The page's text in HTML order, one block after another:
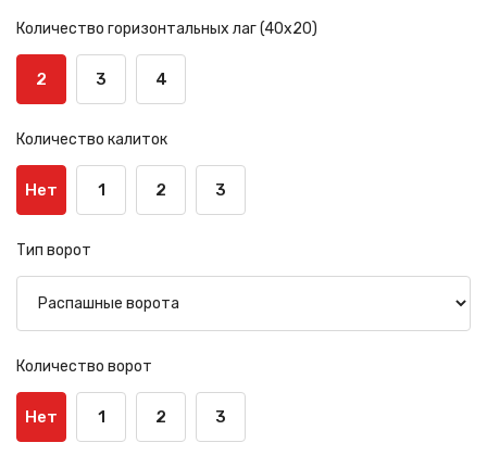
Количество горизонтальных лаг (40х20)
2 3 4
Количество калиток
Нет 1 2 3
Тип ворот
Количество ворот
Нет 1 2 3